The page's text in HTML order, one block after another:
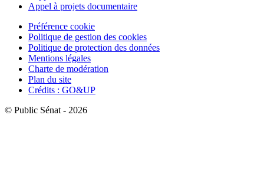
Appel à projets documentaire
Préférence cookie
Politique de gestion des cookies
Politique de protection des données
Mentions légales
Charte de modération
Plan du site
Crédits : GO&UP
© Public Sénat - 2026